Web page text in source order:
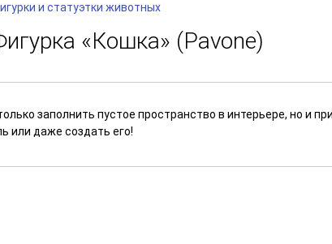
и статуэтки животных
«Кошка» (Pavone)
заполнить пустое пространство в интерьере, но и
или даже создать его!